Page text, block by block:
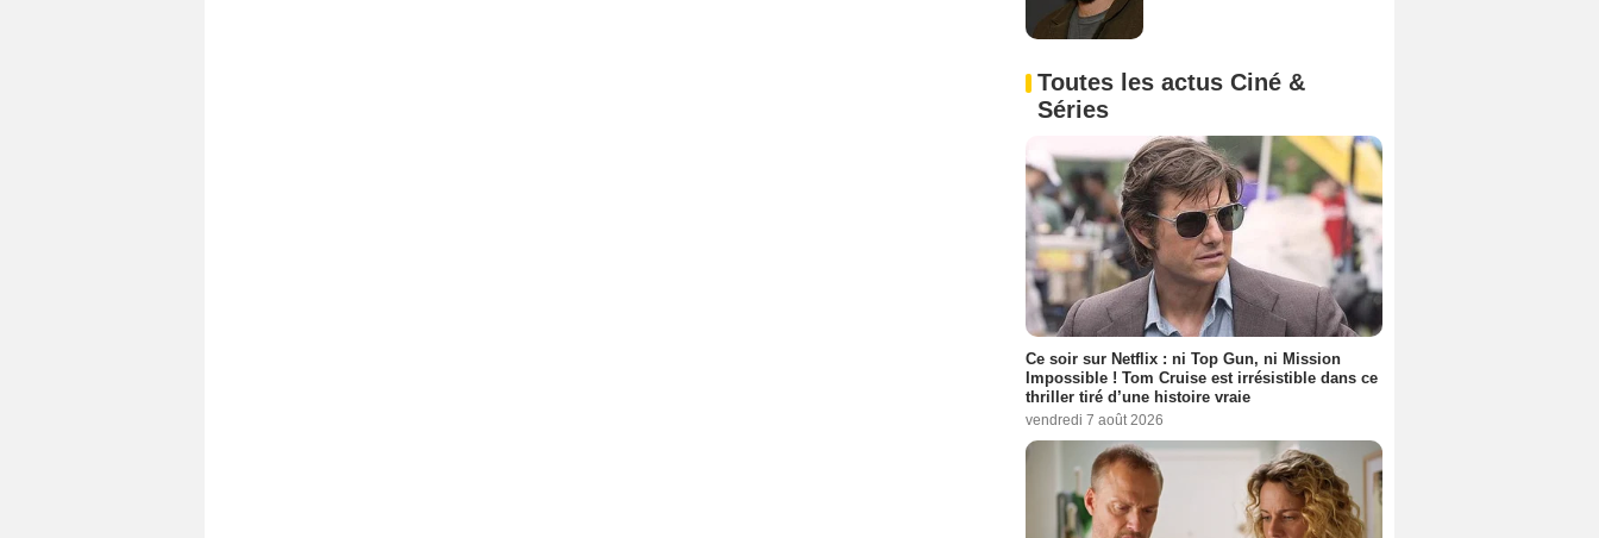
Toutes les actus Ciné &
Séries
Ce soir sur Netflix : ni Top Gun, ni Mission
Impossible ! Tom Cruise est irrésistible dans ce
thriller tiré d’une histoire vraie
vendredi 7 août 2026